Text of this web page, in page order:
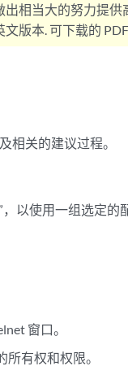
相当大的努力提供
版本. 可下载的
相关的建议过程。
以使用一组选定的
窗口。
有权和权限。